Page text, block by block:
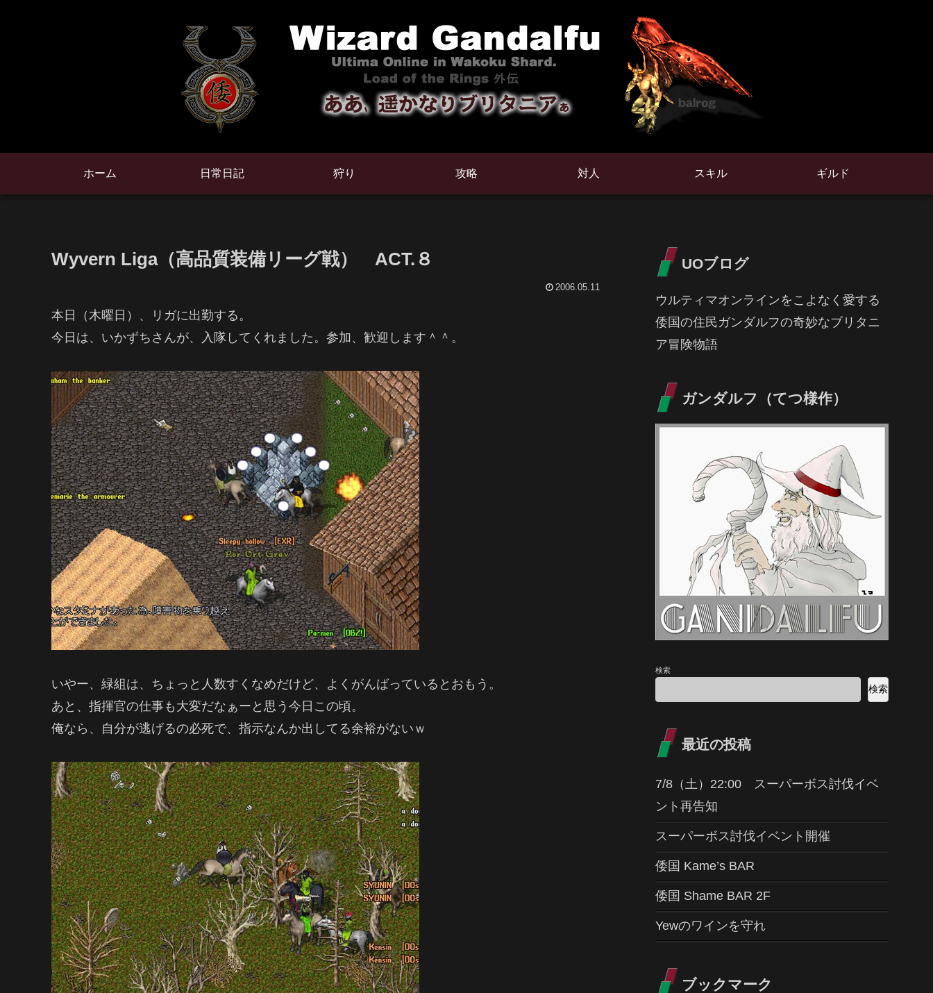
ホーム 日常日記 狩り 攻略 対人 スキル ギルド
Wyvern Liga（高品質装備リーグ戦） ACT.８
2006.05.11
本日（木曜日）、リガに出勤する。
今日は、いかずちさんが、入隊してくれました。参加、歓迎します＾＾。
いやー、緑組は、ちょっと人数すくなめだけど、よくがんばっているとおもう。
あと、指揮官の仕事も大変だなぁーと思う今日この頃。
俺なら、自分が逃げるの必死で、指示なんか出してる余裕がないｗ
UOブログ
ウルティマオンラインをこよなく愛する
倭国の住民ガンダルフの奇妙なブリタニ
ア冒険物語
ガンダルフ（てつ様作）
検索
検索
最近の投稿
7/8（土）22:00 スーパーボス討伐イベ
ント再告知
スーパーボス討伐イベント開催
倭国 Kame’s BAR
倭国 Shame BAR 2F
Yewのワインを守れ
ブックマーク